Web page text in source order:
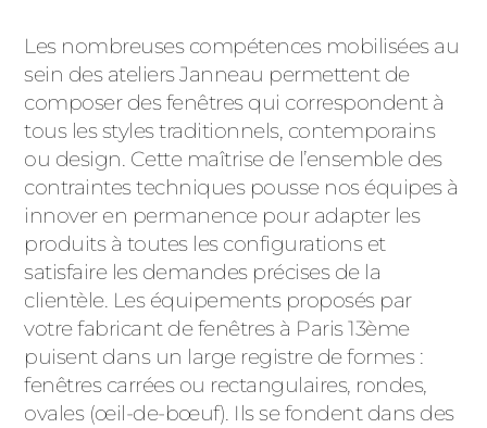
Les nombreuses compétences mobilisées au
sein des ateliers Janneau permettent de
composer des fenêtres qui correspondent à
tous les styles traditionnels, contemporains
ou design. Cette maîtrise de l’ensemble des
contraintes techniques pousse nos équipes à
innover en permanence pour adapter les
produits à toutes les configurations et
satisfaire les demandes précises de la
clientèle. Les équipements proposés par
votre fabricant de fenêtres à Paris 13ème
puisent dans un large registre de formes :
fenêtres carrées ou rectangulaires, rondes,
ovales (œil-de-bœuf). Ils se fondent dans des